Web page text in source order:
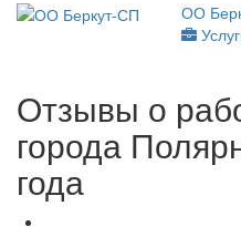
ОО
Отзывы о
города
года